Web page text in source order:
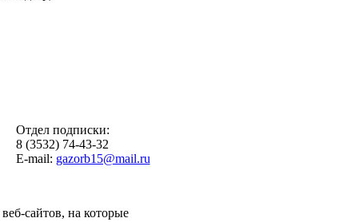
Отдел подписки:
8 (3532) 74-43-32
E-mail: gazorb15@mail.ru
сайтов, на которые